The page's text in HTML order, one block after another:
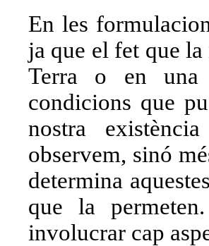
En les
ja que el fet que
Terra o en una
condicions que
nostra existència
observem, sinó
determina
que la
involucrar cap